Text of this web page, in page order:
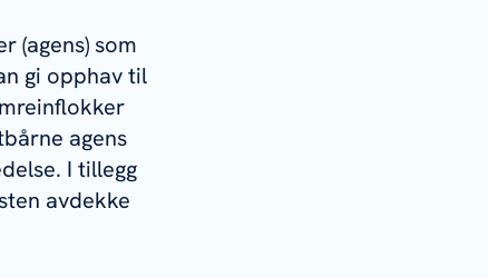
(agens) som
gi opphav til
agens
I tillegg
avdekke